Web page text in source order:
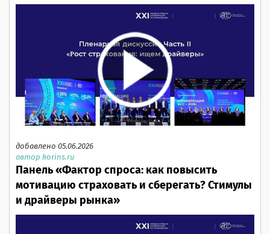
добавлено 05.06.2026
автор korins.ru
Панель «Фактор спроса: как повысить
мотивацию страховать и сберегать? Стимулы
и драйверы рынка»